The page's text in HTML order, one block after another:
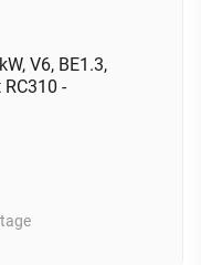
V6, BE1.3,
-